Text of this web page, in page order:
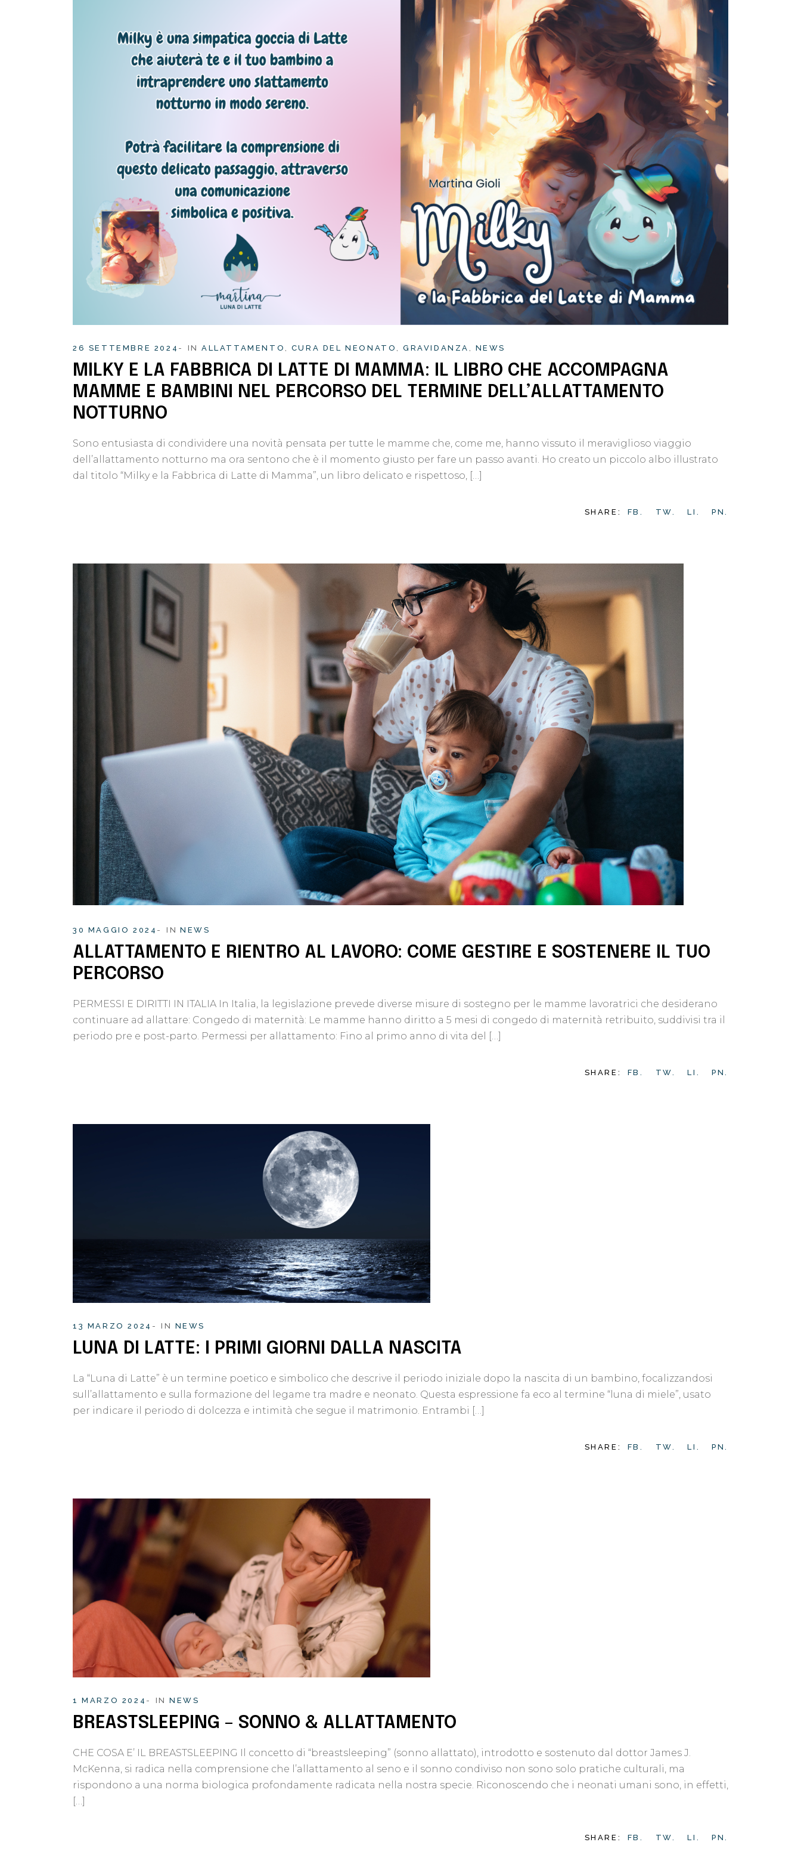
26 SETTEMBRE 2024 IN ALLATTAMENTO CURA DEL NEONATO GRAVIDANZA NEWS
MILKY E LA FABBRICA DI LATTE DI MAMMA: IL LIBRO CHE ACCOMPAGNA
MAMME E BAMBINI NEL PERCORSO DEL TERMINE DELL’ALLATTAMENTO
NOTTURNO
Sono entusiasta di condividere una novità pensata per tutte le mamme che, come me, hanno vissuto il meraviglioso viaggio
dell’allattamento notturno ma ora sentono che è il momento giusto per fare un passo avanti. Ho creato un piccolo albo illustrato
dal titolo “Milky e la Fabbrica di Latte di Mamma”, un libro delicato e rispettoso, […]
SHARE: FB. TW. LI. PN.
30 MAGGIO 2024 IN NEWS
ALLATTAMENTO E RIENTRO AL LAVORO: COME GESTIRE E SOSTENERE IL TUO
PERCORSO
PERMESSI E DIRITTI IN ITALIA In Italia, la legislazione prevede diverse misure di sostegno per le mamme lavoratrici che desiderano
continuare ad allattare: Congedo di maternità: Le mamme hanno diritto a 5 mesi di congedo di maternità retribuito, suddivisi tra il
periodo pre e post-parto. Permessi per allattamento: Fino al primo anno di vita del […]
SHARE: FB. TW. LI. PN.
13 MARZO 2024 IN NEWS
LUNA DI LATTE: I PRIMI GIORNI DALLA NASCITA
La “Luna di Latte” è un termine poetico e simbolico che descrive il periodo iniziale dopo la nascita di un bambino, focalizzandosi
sull’allattamento e sulla formazione del legame tra madre e neonato. Questa espressione fa eco al termine “luna di miele”, usato
per indicare il periodo di dolcezza e intimità che segue il matrimonio. Entrambi […]
SHARE: FB. TW. LI. PN.
1 MARZO 2024 IN NEWS
BREASTSLEEPING – SONNO & ALLATTAMENTO
CHE COSA E’ IL BREASTSLEEPING Il concetto di “breastsleeping” (sonno allattato), introdotto e sostenuto dal dottor James J.
McKenna, si radica nella comprensione che l’allattamento al seno e il sonno condiviso non sono solo pratiche culturali, ma
rispondono a una norma biologica profondamente radicata nella nostra specie. Riconoscendo che i neonati umani sono, in effetti,
[…]
SHARE: FB. TW. LI. PN.